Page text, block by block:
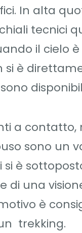
In alta
tecnici
il cielo
si è
a
sono un
è
di una
è
trekking.